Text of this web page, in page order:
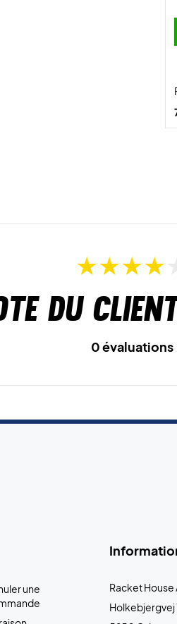
du
0 évaluations
Racket House
Holkebjergvej
une